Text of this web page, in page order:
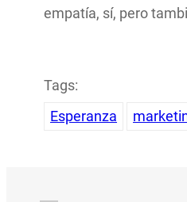
empatía, sí, pero
Tags:
Esperanza